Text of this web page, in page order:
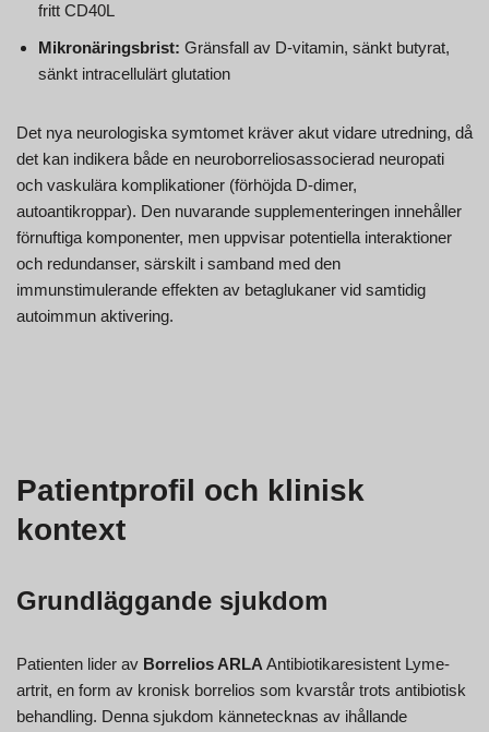
fritt CD40L
Mikronäringsbrist: Gränsfall av D-vitamin, sänkt butyrat,
sänkt intracellulärt glutation
Det nya neurologiska symtomet kräver akut vidare utredning, då
det kan indikera både en neuroborreliosassocierad neuropati
och vaskulära komplikationer (förhöjda D-dimer,
autoantikroppar). Den nuvarande supplementeringen innehåller
förnuftiga komponenter, men uppvisar potentiella interaktioner
och redundanser, särskilt i samband med den
immunstimulerande effekten av betaglukaner vid samtidig
autoimmun aktivering.
Patientprofil och klinisk
kontext
Grundläggande sjukdom
Patienten lider av Borrelios ARLA Antibiotikaresistent Lyme-
artrit, en form av kronisk borrelios som kvarstår trots antibiotisk
behandling. Denna sjukdom kännetecknas av ihållande